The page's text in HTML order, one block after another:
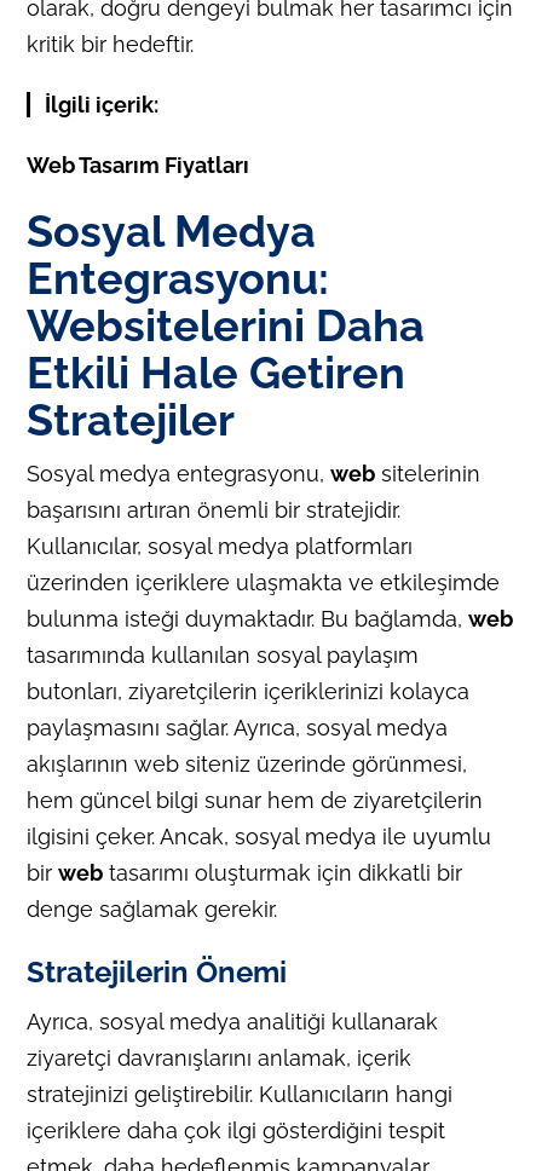
olarak, doğru dengeyi bulmak her tasarımcı için
kritik bir hedeftir.
İlgili içerik:
Web Tasarım Fiyatları
Sosyal Medya
Entegrasyonu:
Websitelerini Daha
Etkili Hale Getiren
Stratejiler
Sosyal medya entegrasyonu,web sitelerinin
başarısını artıran önemli bir stratejidir.
Kullanıcılar, sosyal medya platformları
üzerinden içeriklere ulaşmakta ve etkileşimde
bulunma isteği duymaktadır. Bu bağlamda,web
tasarımında kullanılan sosyal paylaşım
butonları, ziyaretçilerin içeriklerinizi kolayca
paylaşmasını sağlar. Ayrıca, sosyal medya
akışlarının web siteniz üzerinde görünmesi,
hem güncel bilgi sunar hem de ziyaretçilerin
ilgisini çeker. Ancak, sosyal medya ile uyumlu
birweb tasarımı oluşturmak için dikkatli bir
denge sağlamak gerekir.
Stratejilerin Önemi
Ayrıca, sosyal medya analitiği kullanarak
ziyaretçi davranışlarını anlamak, içerik
stratejinizi geliştirebilir. Kullanıcıların hangi
içeriklere daha çok ilgi gösterdiğini tespit